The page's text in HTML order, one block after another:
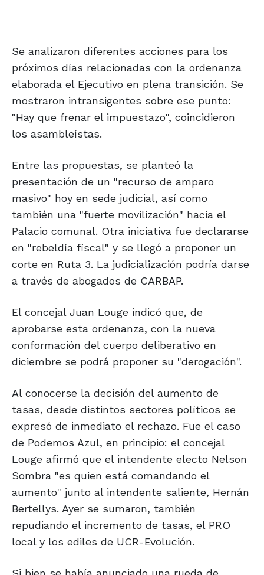
Se analizaron diferentes acciones para los
próximos días relacionadas con la ordenanza
elaborada el Ejecutivo en plena transición. Se
mostraron intransigentes sobre ese punto:
"Hay que frenar el impuestazo", coincidieron
los asambleístas.
Entre las propuestas, se planteó la
presentación de un "recurso de amparo
masivo" hoy en sede judicial, así como
también una "fuerte movilización" hacia el
Palacio comunal. Otra iniciativa fue declararse
en "rebeldía fiscal" y se llegó a proponer un
corte en Ruta 3. La judicialización podría darse
a través de abogados de CARBAP.
El concejal Juan Louge indicó que, de
aprobarse esta ordenanza, con la nueva
conformación del cuerpo deliberativo en
diciembre se podrá proponer su "derogación".
Al conocerse la decisión del aumento de
tasas, desde distintos sectores políticos se
expresó de inmediato el rechazo. Fue el caso
de Podemos Azul, en principio: el concejal
Louge afirmó que el intendente electo Nelson
Sombra "es quien está comandando el
aumento" junto al intendente saliente, Hernán
Bertellys. Ayer se sumaron, también
repudiando el incremento de tasas, el PRO
local y los ediles de UCR-Evolución.